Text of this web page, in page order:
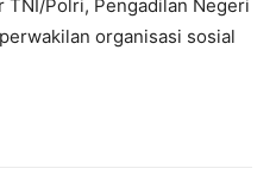
TNI/Polri, Pengadilan Negeri
organisasi sosial